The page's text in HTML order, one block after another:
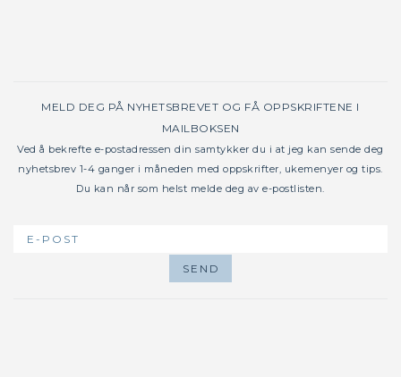
MELD DEG PÅ NYHETSBREVET OG FÅ OPPSKRIFTENE I
MAILBOKSEN
Ved å bekrefte e-postadressen din samtykker du i at jeg kan sende deg
nyhetsbrev 1-4 ganger i måneden med oppskrifter, ukemenyer og tips.
Du kan når som helst melde deg av e-postlisten.